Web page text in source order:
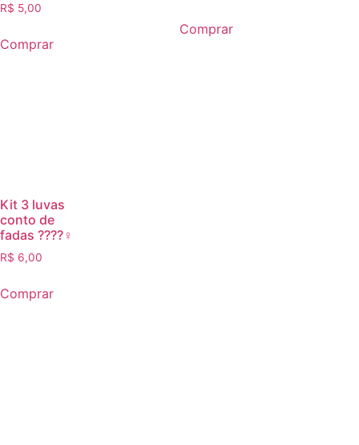
R$ 5,00
Comprar
Comprar
Kit 3 luvas
conto de
fadas ????‍♀️
R$ 6,00
Comprar